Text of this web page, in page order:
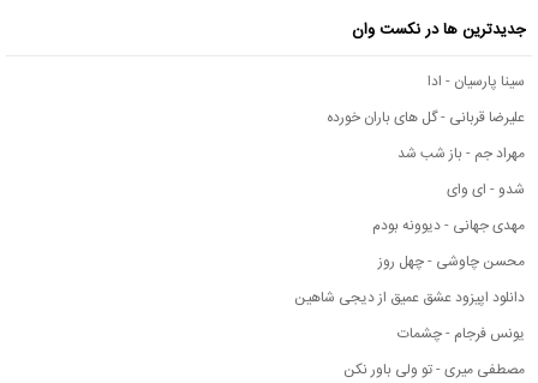
جدیدترین ها در نکست وان
سینا پارسیان - ادا
علیرضا قربانی - گل های باران خورده
مهراد جم - باز شب شد
شدو - ای وای
مهدی جهانی - دیوونه بودم
محسن چاوشی - چهل روز
دانلود اپیزود عشق عمیق از دیجی شاهین
یونس فرجام - چشمات
مصطفی میری - تو ولی باور نکن